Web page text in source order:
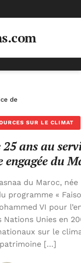
de l’écologie, la
SUR LE CLIMAT
ans au
engagée du
du Maroc, née
programme «
VI pour
Unies en
sur le
patrimoine […]